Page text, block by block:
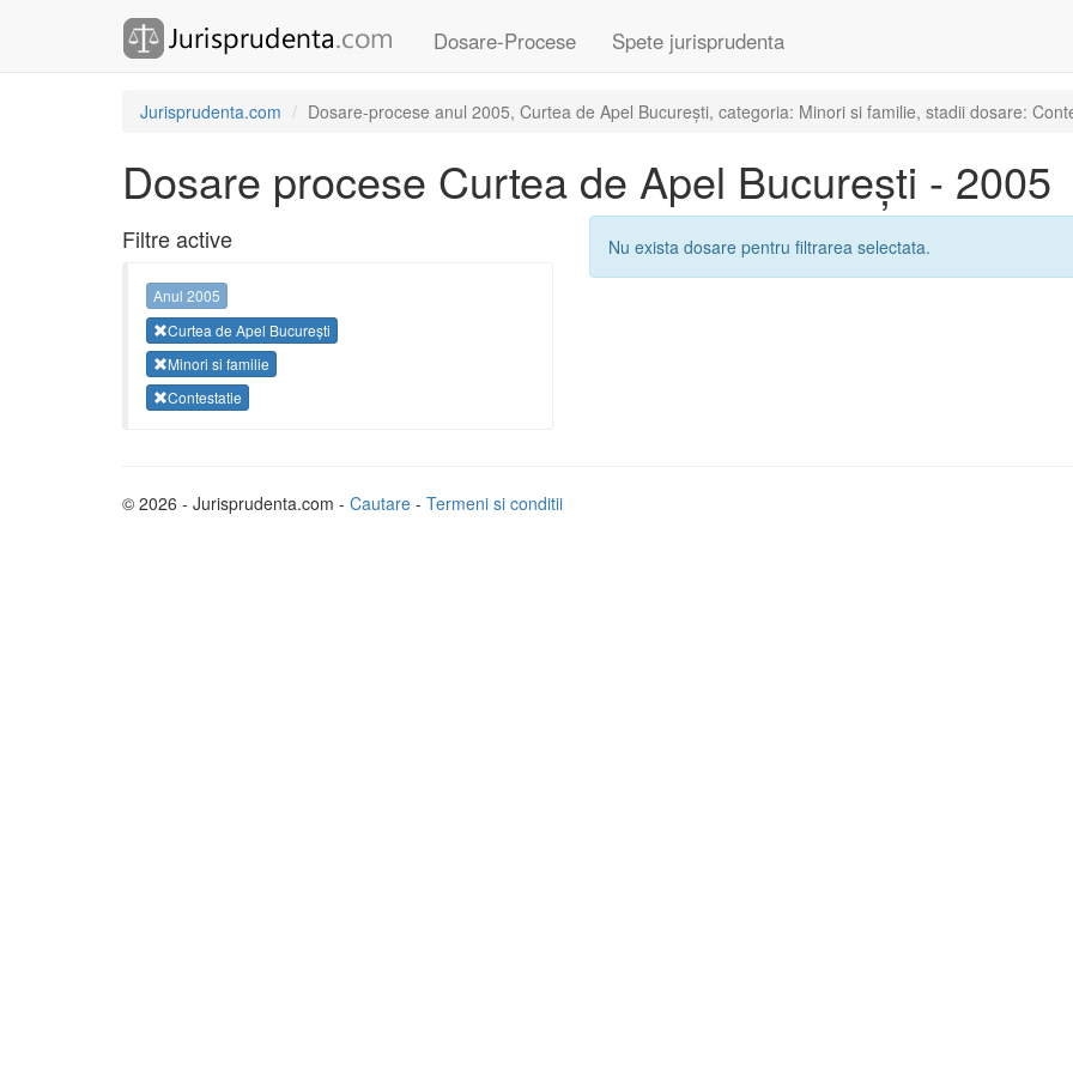
Dosare-Procese Spete jurisprudenta
Jurisprudenta.com Dosare-procese anul 2005, Curtea de Apel București, categoria: Minori si familie, stadii dosare:
Dosare procese Curtea de Apel București - 2005
Filtre active
Anul 2005
Curtea de Apel București
Minori si familie
Contestatie
Nu exista dosare pentru filtrarea selectata.
© 2026 - Jurisprudenta.com - Cautare - Termeni si conditii